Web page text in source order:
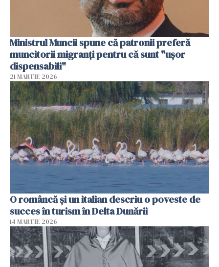
Ministrul Muncii spune că patronii preferă
muncitorii migranți pentru că sunt "uşor
dispensabili"
21 MARTIE 2026
O româncă și un italian descriu o poveste de
succes în turism în Delta Dunării
14 MARTIE 2026